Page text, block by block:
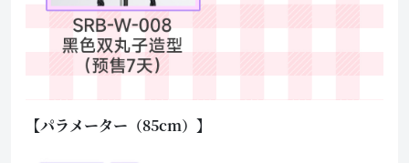
【パラメーター（85cm）】